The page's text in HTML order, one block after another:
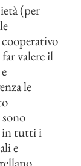
(per
valere il
le
in tutti i
e